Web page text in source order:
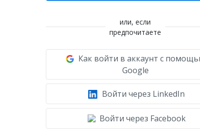
или, если
предпочитаете
Как войти в аккаунт с
Google
Войти через LinkedIn
Войти через Facebook